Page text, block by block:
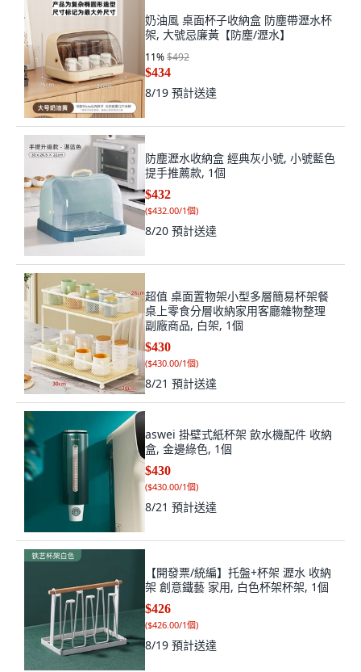
奶油風 桌面杯子收納盒 防塵帶瀝水杯
架, 大號忌廉黃【防塵/瀝水】
11%$492
$434
8/19 預計送達
防塵瀝水收納盒 經典灰小號, 小號藍色
提手推薦款, 1個
$432
($432.00/1個)
8/20 預計送達
超值 桌面置物架小型多層簡易杯架餐
桌上零食分層收納家用客廳雜物整理
副廠商品, 白架, 1個
$430
($430.00/1個)
8/21 預計送達
aswei 掛壁式紙杯架 飲水機配件 收納
盒, 金邊綠色, 1個
$430
($430.00/1個)
8/21 預計送達
【開發票/統編】托盤+杯架 瀝水 收納
架 創意鐵藝 家用, 白色杯架杯架, 1個
$426
($426.00/1個)
8/19 預計送達